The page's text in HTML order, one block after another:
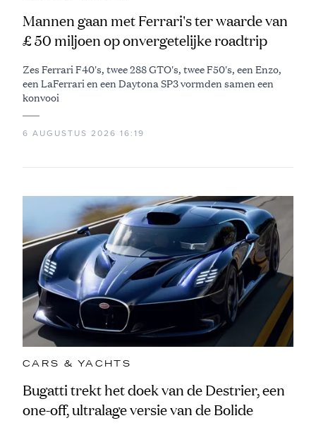
Mannen gaan met Ferrari's ter waarde van
£ 50 miljoen op onvergetelijke roadtrip
Zes Ferrari F40's, twee 288 GTO's, twee F50's, een Enzo,
een LaFerrari en een Daytona SP3 vormden samen een
konvooi
6 AUGUSTUS 2026 16:19
CARS & YACHTS
Bugatti trekt het doek van de Destrier, een
one-off, ultralage versie van de Bolide